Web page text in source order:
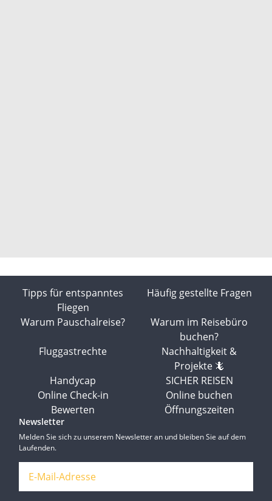
Tipps für entspanntes
Fliegen
Häufig gestellte Fragen
Warum Pauschalreise?
Warum im Reisebüro
buchen?
Fluggastrechte
Nachhaltigkeit &
Projekte 🦎
Handycap
SICHER REISEN
Online Check-in
Online buchen
Bewerten
Öffnungszeiten
Newsletter
Melden Sie sich zu unserem Newsletter an und bleiben Sie auf dem
Laufenden.